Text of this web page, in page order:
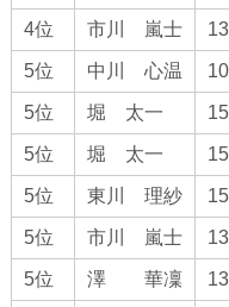
ジャパンオープン
第１０回秋葉山選手
第１１回紀州合同記
大阪府室内水泳競技
第７７回 いちご一
夏の全国大会出場者
大阪府ジュニア選手
大阪府選手権水泳
4位 市川 嵐士
5位 中川 心温
5位 堀 太一
5位 堀 太一
5位 東川 理紗
5位 市川 嵐士
5位 澤 華凜